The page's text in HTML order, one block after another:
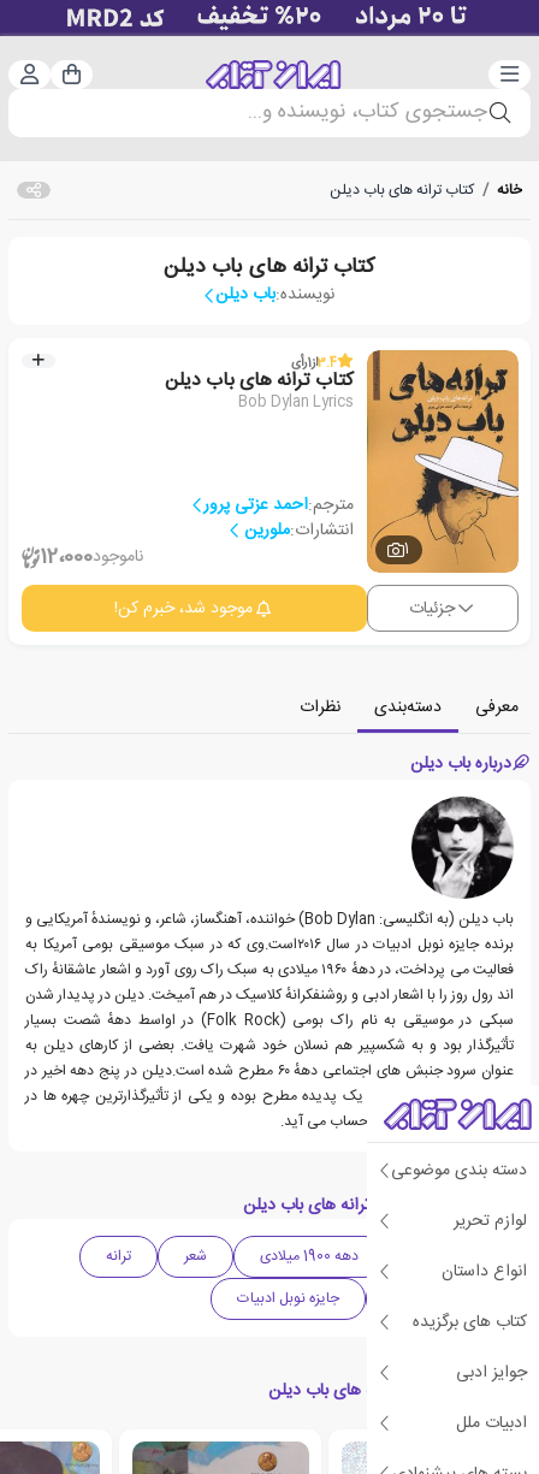
دسته‌بندی سبد
جستجوی کتاب، نویسنده و...
دسته بندی موضوعی
لوازم تحریر
انواع داستان
کتاب های برگزیده
جوایز ادبی
ادبیات ملل
خانه / کتاب ترانه های باب دیلن
کتاب ترانه های باب دیلن
نویسنده:باب دیلن
1
3.4از1رأی
کتاب ترانه های باب دیلن
Bob Dylan Lyrics
مترجم:احمد عزتی پرور
انتشارات:ملورین
ناموجود12،000
جزئیات موجود شد، خبرم کن!
معرفی دسته‌بندی
نظرات
درباره باب دیلن
باب دیلن (به انگلیسی: Bob Dylan) خواننده، آهنگساز، شاعر، و نویسندهٔ آمریکایی و
برنده جایزه نوبل ادبیات در سال ۲۰۱۶است.وی که در سبک موسیقی بومی آمریکا به
فعالیت می پرداخت، در دههٔ ۱۹۶۰ میلادی به سبک راک روی آورد و اشعار عاشقانهٔ راک
اند رول روز را با اشعار ادبی و روشنفکرانهٔ کلاسیک در هم آمیخت. دیلن در پدیدار شدن
سبکی در موسیقی به نام راک بومی (Folk Rock) در اواسط دههٔ شصت بسیار
تأثیرگذار بود و به شکسپیر هم نسلان خود شهرت یافت. بعضی از کارهای دیلن به
عنوان سرود جنبش های اجتماعی دههٔ ۶۰ مطرح شده است.دیلن در پنج دهه اخیر در
موسیقی آمریکا به عنوان یک پدیده مطرح بوده و یکی از تأثیرگذارترین چهره ها در
موسیقی معاصر آمریکا به حساب می آید.
دسته بندی های کتاب ترانه های باب دیلن
دهه 1900 میلادی شعر
ترانه
جایزه نوبل ادبیات
کتاب های مرتبط با ترانه های باب دیلن